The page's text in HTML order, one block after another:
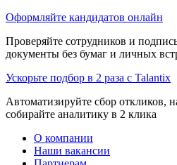
Оформляйте кандидатов онлайн
Проверяйте сотрудников и
документы без бумаг и личных
Ускорьте подбор в 2 раза с Talantix
Автоматизируйте сбор откликов,
собирайте аналитику в 2 клика
О компании
Наши вакансии